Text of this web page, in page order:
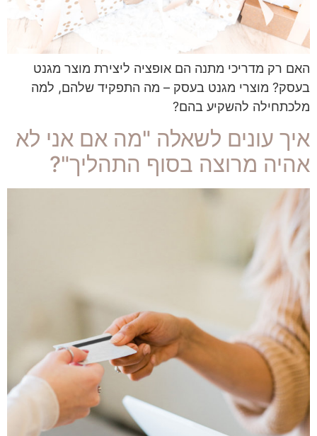
האם רק מדריכי מתנה הם אופציה ליצירת מוצר מגנט
בעסק? מוצרי מגנט בעסק – מה התפקיד שלהם, למה
מלכתחילה להשקיע בהם?
איך עונים לשאלה "מה אם אני לא
אהיה מרוצה בסוף התהליך"?